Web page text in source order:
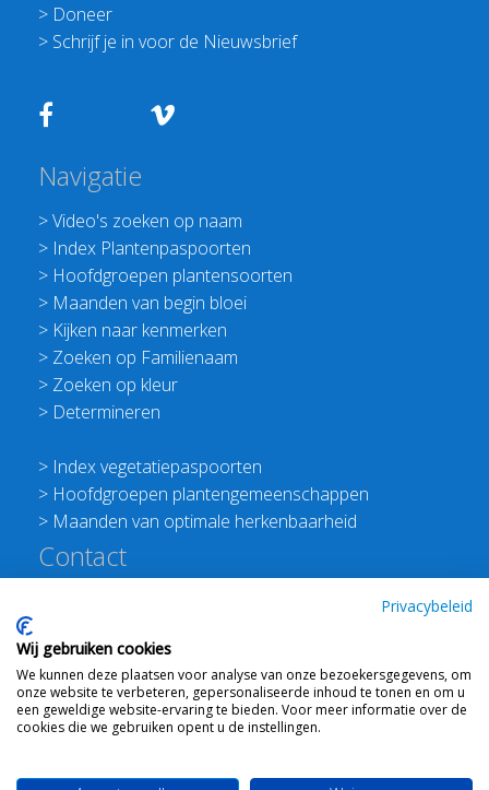
> Doneer
> Schrijf je in voor de Nieuwsbrief
Navigatie
>Video's zoeken op naam
> Index Plantenpaspoorten
> Hoofdgroepen plantensoorten
> Maanden van begin bloei
> Kijken naar kenmerken
> Zoeken op Familienaam
> Zoeken op kleur
> Determineren
> Index vegetatiepaspoorten
> Hoofdgroepen plantengemeenschappen
> Maanden van optimale herkenbaarheid
Contact
E:info@floravannederland.nl
Plein 1992 70F 6221JP Maastricht
T: 06 41237586
KVK: 76114821 btw: NL860512289B01
Privacybeleid
Wij gebruiken cookies
We kunnen deze plaatsen voor analyse van onze bezoekersgegevens, om
onze website te verbeteren, gepersonaliseerde inhoud te tonen en om u
een geweldige website-ervaring te bieden. Voor meer informatie over de
cookies die we gebruiken opent u de instellingen.